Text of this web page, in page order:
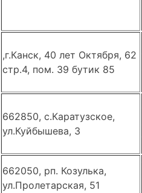
,г.Канск, 40 лет Октября, 62
стр.4, пом. 39 бутик 85
662850, с.Каратузское,
ул.Куйбышева, 3
662050, рп. Козулька,
ул.Пролетарская, 51